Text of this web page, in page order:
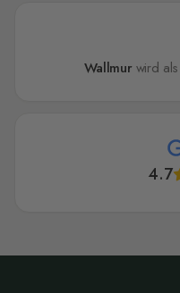
Wallmur wird
4.7